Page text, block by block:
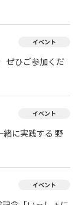
イベント
ひご参加くだ
イベント
に実践する 野
イベント